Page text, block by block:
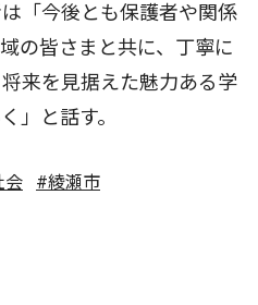
「今後とも保護者や関係
の皆さまと共に、丁寧に
来を見据えた魅力ある学
」と話す。
会 #綾瀬市